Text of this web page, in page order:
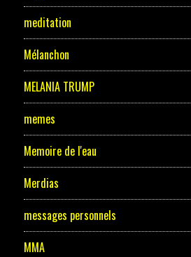
meditation
Mélanchon
MELANIA TRUMP
memes
Memoire de l'eau
Merdias
messages personnels
MMA